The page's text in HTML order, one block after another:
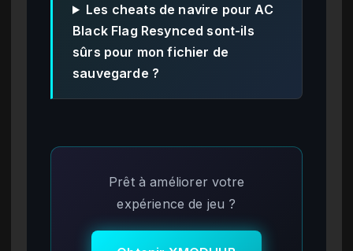
Les cheats de navire pour AC
Black Flag Resynced sont-ils
sûrs pour mon fichier de
sauvegarde ?
Prêt à améliorer votre
expérience de jeu ?